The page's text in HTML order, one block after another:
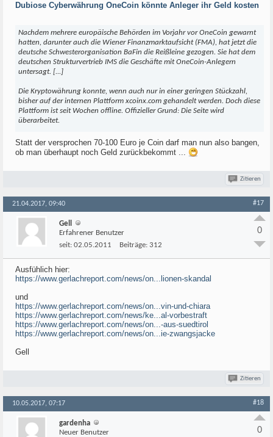
Dubiose Cyberwährung OneCoin könnte Anleger ihr Geld kosten
Nachdem mehrere europäische Behörden im Vorjahr vor OneCoin gewarnt
hatten, darunter auch die Wiener Finanzmarktaufsicht (FMA), hat jetzt die
deutsche Schwesterorganisation BaFin die Reißleine gezogen. Sie hat dem
deutschen Strukturvertrieb IMS die Geschäfte mit OneCoin-Anlegern
untersagt. [...]
Die Kryptowährung konnte, wenn auch nur in einer geringen Stückzahl,
bisher auf der internen Plattform xcoinx.com gehandelt werden. Doch diese
Plattform ist seit Wochen offline. Offizieller Grund: Die Seite wird
überarbeitet.
Statt der versprochen 70-100 Euro je Coin darf man nun also bangen,
ob man überhaupt noch Geld zurückbekommt ...
Zitieren
21.04.2017, 09:40 #17
Gell
Erfahrener Benutzer
seit: 02.05.2011 Beiträge: 312
0
Ausfühlich hier:
https://www.gerlachreport.com/news/on...lionen-skandal
und
https://www.gerlachreport.com/news/on...vin-und-chiara
https://www.gerlachreport.com/news/ke...al-vorbestraft
https://www.gerlachreport.com/news/on...-aus-suedtirol
https://www.gerlachreport.com/news/on...ie-zwangsjacke
Gell
Zitieren
10.05.2017, 07:17 #18
gardenha
Neuer Benutzer
0